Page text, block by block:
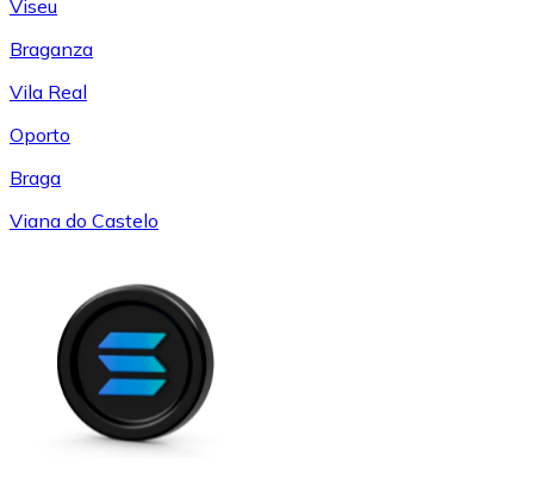
Viseu
Braganza
Vila Real
Oporto
Braga
Viana do Castelo